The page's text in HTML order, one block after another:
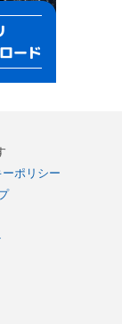
ーポリシー